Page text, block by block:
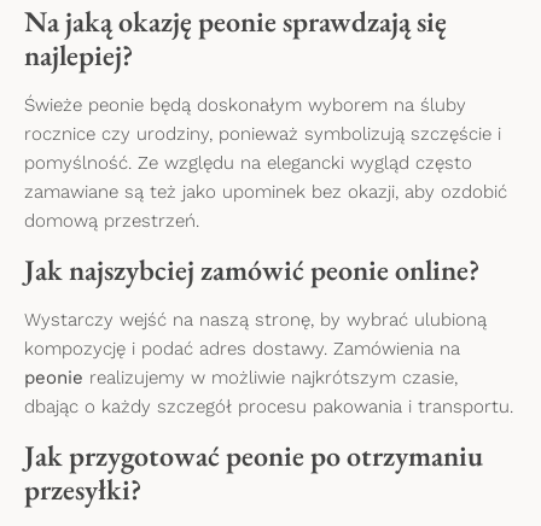
Na jaką okazję peonie sprawdzają się
najlepiej?
Świeże peonie będą doskonałym wyborem na śluby
rocznice czy urodziny, ponieważ symbolizują szczęście i
pomyślność. Ze względu na elegancki wygląd często
zamawiane są też jako upominek bez okazji, aby ozdobić
domową przestrzeń.
Jak najszybciej zamówić peonie online?
Wystarczy wejść na naszą stronę, by wybrać ulubioną
kompozycję i podać adres dostawy. Zamówienia na
peonie realizujemy w możliwie najkrótszym czasie,
dbając o każdy szczegół procesu pakowania i transportu.
Jak przygotować peonie po otrzymaniu
przesyłki?